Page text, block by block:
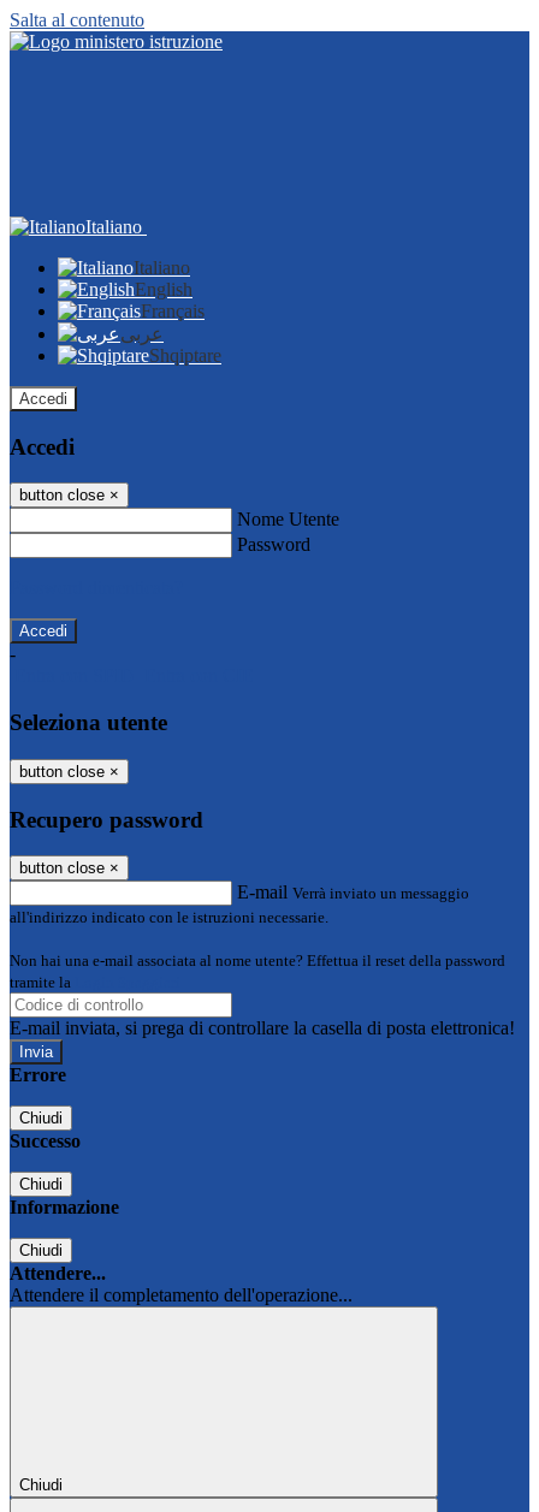
Salta al contenuto
Italiano
Italiano
English
Français
عربى
Shqiptare
Accedi
Accedi
button close ×
Nome Utente
Password
-
Seleziona utente
button close ×
Recupero password
button close ×
E-mail Verrà inviato un messaggio
all'indirizzo indicato con le istruzioni necessarie.
Non hai una e-mail associata al nome utente? Effettua il reset della password
tramite la
E-mail inviata, si prega di controllare la casella di posta elettronica!
Errore
Chiudi
Successo
Chiudi
Informazione
Chiudi
Attendere...
Attendere il completamento dell'operazione...
Chiudi